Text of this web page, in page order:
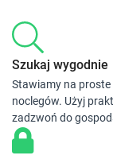
Szukaj wygodnie
Stawiamy na
noclegów. Użyj
zadzwoń do